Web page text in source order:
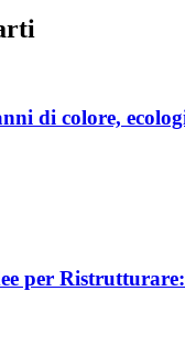
di colore,
per